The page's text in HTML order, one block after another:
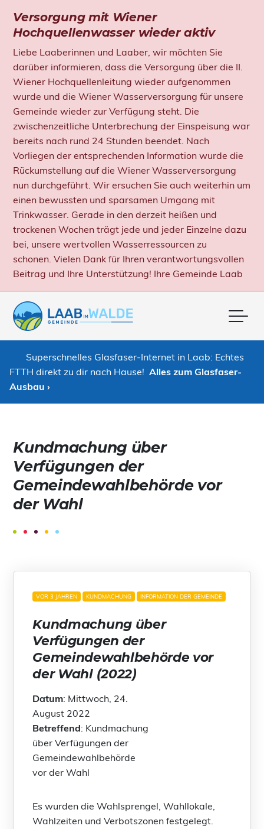
Versorgung mit Wiener
Hochquellenwasser wieder aktiv
Liebe Laaberinnen und Laaber, wir möchten Sie
darüber informieren, dass die Versorgung über die II.
Wiener Hochquellenleitung wieder aufgenommen
wurde und die Wiener Wasserversorgung für unsere
Gemeinde wieder zur Verfügung steht. Die
zwischenzeitliche Unterbrechung der Einspeisung war
bereits nach rund 24 Stunden beendet. Nach
Vorliegen der entsprechenden Information wurde die
Rückumstellung auf die Wiener Wasserversorgung
nun durchgeführt. Wir ersuchen Sie auch weiterhin um
einen bewussten und sparsamen Umgang mit
Trinkwasser. Gerade in den derzeit heißen und
trockenen Wochen trägt jede und jeder Einzelne dazu
bei, unsere wertvollen Wasserressourcen zu
schonen. Vielen Dank für Ihren verantwortungsvollen
Beitrag und Ihre Unterstützung! Ihre Gemeinde Laab
Superschnelles Glasfaser-Internet in Laab: Echtes
FTTH direkt zu dir nach Hause! Alles zum Glasfaser-
Ausbau ›
Kundmachung über
Verfügungen der
Gemeindewahlbehörde vor
der Wahl
VOR 3 JAHREN KUNDMACHUNG INFORMATION DER GEMEINDE
Kundmachung über
Verfügungen der
Gemeindewahlbehörde vor
der Wahl (2022)
Datum: Mittwoch, 24.
August 2022
Betreffend: Kundmachung
über Verfügungen der
Gemeindewahlbehörde
vor der Wahl
Es wurden die Wahlsprengel, Wahllokale,
Wahlzeiten und Verbotszonen festgelegt.